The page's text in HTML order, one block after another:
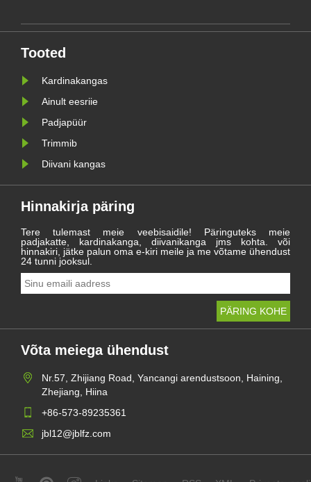
aastal.
Tooted
Kardinakangas
Ainult eesriie
Padjapüür
Trimmib
Diivani kangas
Hinnakirja päring
Tere tulemast meie veebisaidile! Päringuteks meie
padjakatte, kardinakanga, diivanikanga jms kohta. või
hinnakiri, jätke palun oma e-kiri meile ja me võtame ühendust
24 tunni jooksul.
Võta meiega ühendust
Nr.57, Zhijiang Road, Yancangi arendustsoon, Haining,
Zhejiang, Hiina
+86-573-89235361
jbl12@jblfz.com